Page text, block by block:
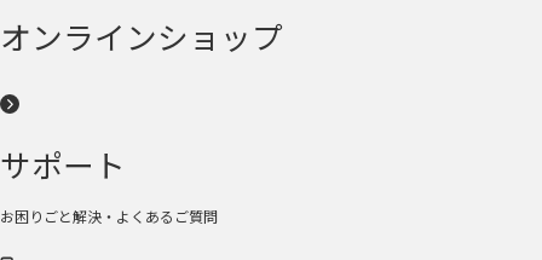
オンラインショップ
サポート
お困りごと解決・よくあるご質問